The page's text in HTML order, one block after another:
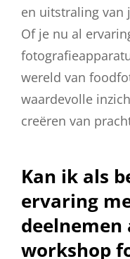
en uitstraling van
Of je nu al
wereld van
waardevolle
creëren van
Kan ik als
ervaring
deelnemen
workshop